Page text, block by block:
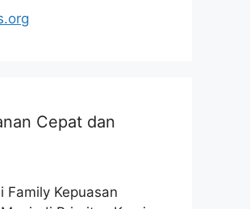
Cepat dan
Family Kepuasan